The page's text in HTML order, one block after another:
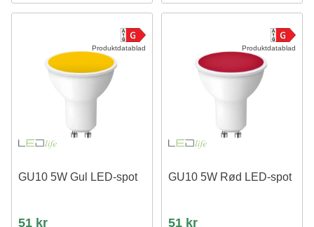
Produktdatablad
GU10 5W Gul LED-spot
51 kr
Produktdatablad
GU10 5W Rød LED-spot
51 kr